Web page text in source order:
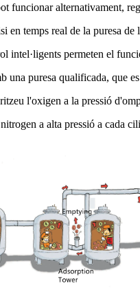
funcionar alternativament,
temps real de la puresa
intel·ligents permeten el
una puresa qualificada, que
l'oxigen a la pressió
a alta pressió a cada